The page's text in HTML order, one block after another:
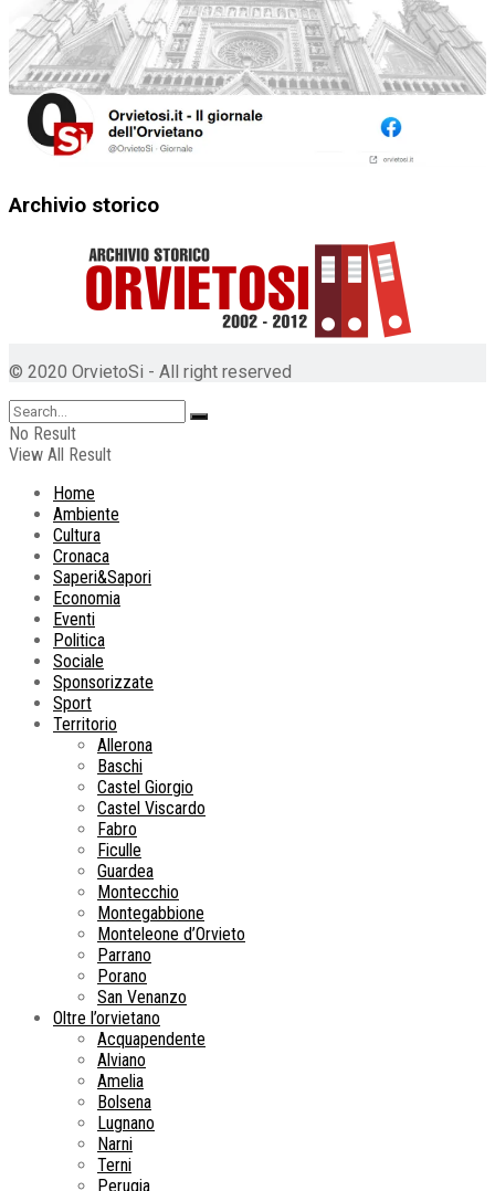
Archivio storico
© 2020 OrvietoSi - All right reserved
No Result
View All Result
Home
Ambiente
Cultura
Cronaca
Saperi&Sapori
Economia
Eventi
Politica
Sociale
Sponsorizzate
Sport
Territorio
Allerona
Baschi
Castel Giorgio
Castel Viscardo
Fabro
Ficulle
Guardea
Montecchio
Montegabbione
Monteleone d’Orvieto
Parrano
Porano
San Venanzo
Oltre l’orvietano
Acquapendente
Alviano
Amelia
Bolsena
Lugnano
Narni
Terni
Perugia